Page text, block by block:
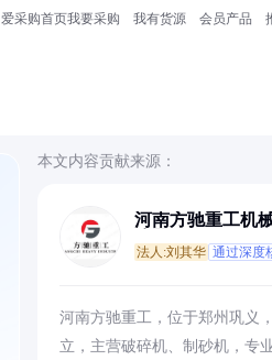
爱采购首页我要采购 我有货源 会员产品
本文内容贡献来源：
河南方驰重工机
法人:刘其华 通过深度
河南方驰重工，位于郑州巩义
立，主营破碎机、制砂机，专